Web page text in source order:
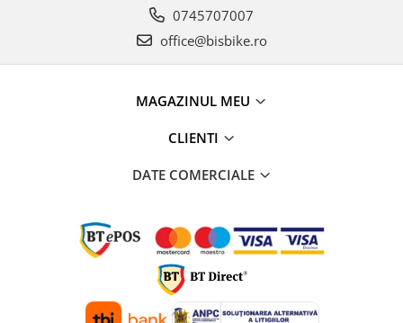
0745707007
office@bisbike.ro
MAGAZINUL MEU
CLIENTI
DATE COMERCIALE